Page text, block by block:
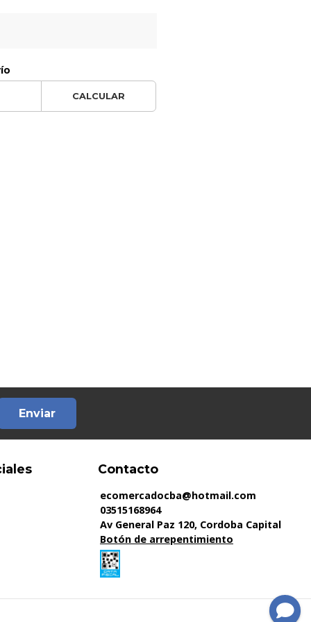
CALCULAR
Enviar
Contacto
ecomercadocba@hotmail.com
03515168964
Av General Paz 120, Cordoba Capital
Botón de arrepentimiento